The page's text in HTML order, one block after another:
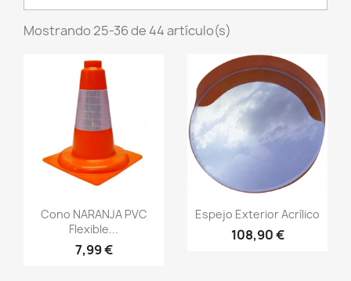
Mostrando 25-36 de 44 artículo(s)
visibilityVistazo rápido
Cono NARANJA PVC
Flexible...
7,99 €
visibilityVistazo rápido
Espejo Exterior Acrílico
108,90 €